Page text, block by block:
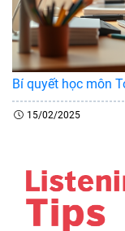
Bí quyết học môn
15/02/2025